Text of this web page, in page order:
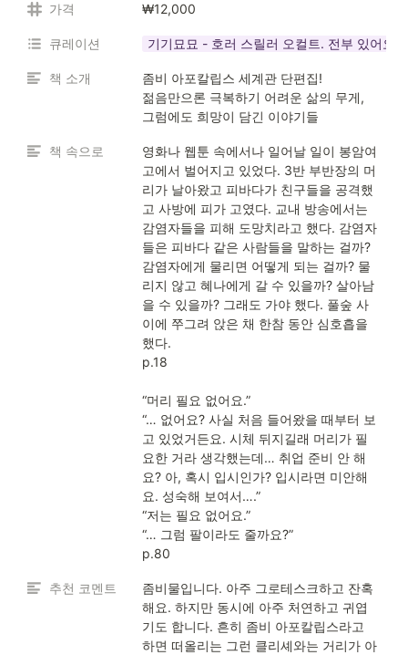
가격 ₩12,000
큐레이션 기기묘묘 - 호러 스릴러 오컬트. 전부 있어요
책 소개
좀비 아포칼립스 세계관 단편집!
젊음만으론 극복하기 어려운 삶의 무게,
그럼에도 희망이 담긴 이야기들
책 속으로
영화나 웹툰 속에서나 일어날 일이 봉암여
고에서 벌어지고 있었다. 3반 부반장의 머
리가 날아왔고 피바다가 친구들을 공격했
고 사방에 피가 고였다. 교내 방송에서는
감염자들을 피해 도망치라고 했다. 감염자
들은 피바다 같은 사람들을 말하는 걸까?
감염자에게 물리면 어떻게 되는 걸까? 물
리지 않고 혜나에게 갈 수 있을까? 살아남
을 수 있을까? 그래도 가야 했다. 풀숲 사
이에 쭈그려 앉은 채 한참 동안 심호흡을
했다.
p.18
“머리 필요 없어요.”
“… 없어요? 사실 처음 들어왔을 때부터 보
고 있었거든요. 시체 뒤지길래 머리가 필
요한 거라 생각했는데… 취업 준비 안 해
요? 아, 혹시 입시인가? 입시라면 미안해
요. 성숙해 보여서….”
“저는 필요 없어요.”
“… 그럼 팔이라도 줄까요?”
p.80
추천 코멘트
좀비물입니다. 아주 그로테스크하고 잔혹
해요. 하지만 동시에 아주 처연하고 귀엽
기도 합니다. 흔히 좀비 아포칼립스라고
하면 떠올리는 그런 클리셰와는 거리가 아